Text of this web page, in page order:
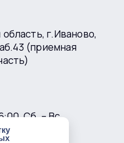
г.Иваново,
(приемная
Сб. – Вс.